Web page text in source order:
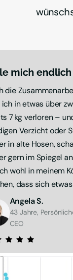
mich
die
ich in etwas über
7 kg verloren –
Verzicht oder
in alte Hosen,
gern im Spiegel
wohl in meinem
dass sich
Angela S.
43 Jahre,
CEO